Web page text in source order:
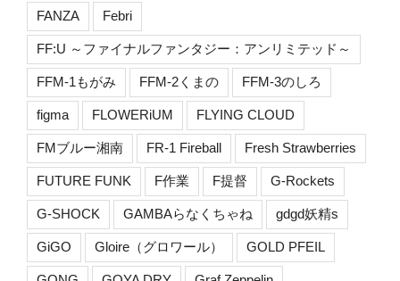
FANZA Febri
FF:U ～ファイナルファンタジー：アンリミテッド～
FFM-1もがみ FFM-2くまの FFM-3のしろ
figma FLOWERiUM FLYING CLOUD
FMブルー湘南 FR-1 Fireball Fresh Strawberries
FUTURE FUNK F作業 F提督 G-Rockets
G-SHOCK GAMBAらなくちゃね gdgd妖精s
GiGO Gloire（グロワール） GOLD PFEIL